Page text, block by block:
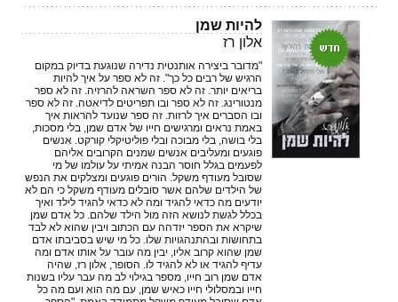
להיות שמן
אלון רז
"מדובר ביצירה אותנטית נדירה שנוגעת בדיוק במקום
הרגיש של רבים כל כך". זה לא ספר על איך להיות
בריאים יותר. זה לא ספר השראה להרזיה. זה לא ספר
מנטורינג. זה לא ספר ובו תפריטים לדיאטה. זה לא ספר
ובו הסברים איך לרזות. זה ספר שנועד להראות איך
באמת נראים ומרגישים חייו של אדם שמן, בלי מסכות,
בלי בושה, בלי מבוכה ובלי פוליטיקלי קורקט. אנשים
פוגעים ומעליבים אנשים שמנים הקרובים אליהם
לפעמים בגלל חוסר הבנה אמיתי על עולמו של מי
שסובל מעודף משקל. הורים פוגעים ומצלקים את הנפש
של הילדים שלהם אשר סובלים מעודף משקל כי הם לא
יודעים מה כדאי להגיד ומה לא כדאי להגיד לילד ואיך
בכלל לגשת לנושא הזה מול הילד שלהם. כל אדם שמן
שיקרא את הספר יזדהה עם הכתוב ויבין שהוא לא לבד
בתחושות ובהתנהגויות שלו. כל מי שיש בסביבתו אדם
שמן שהוא קרוב אליו, יבין מה עובר על אותו אדם ומה
עדיף להגיד או לא להגיד לו. הסופר, אלון רז, שהיה
אדם שמן רוב חייו, מספר בגילוי לב מה עבר עליו בשנות
חייו ובמסלולי חייו כאיש שמן, עם מה הוא ועם מה כל